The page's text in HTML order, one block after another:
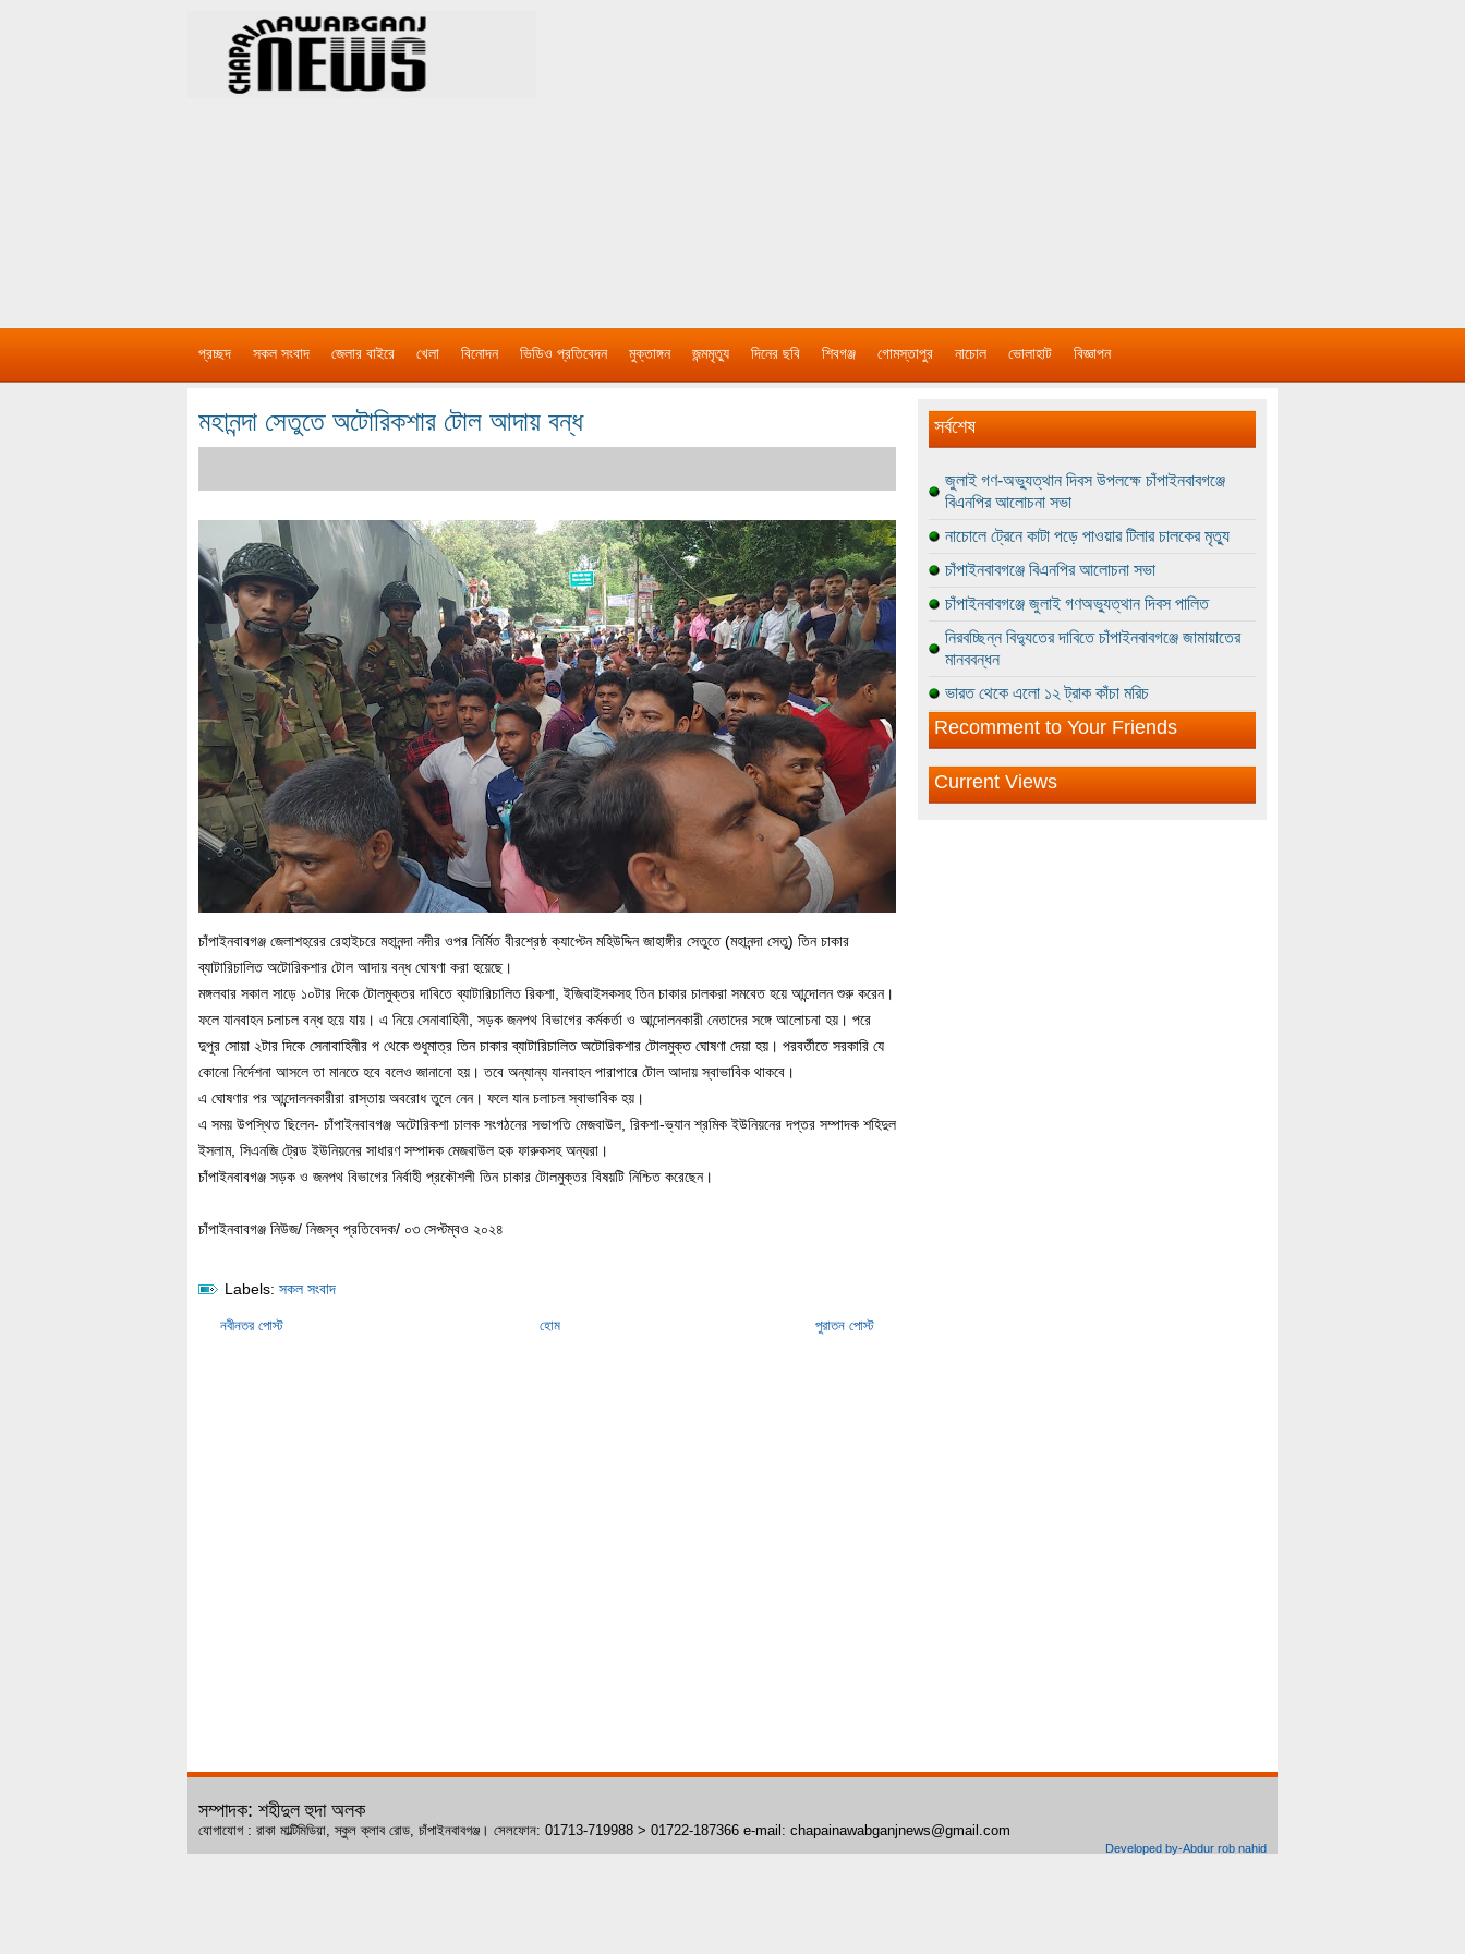
প্রচ্ছদ সকল সংবাদ জেলার বাইরে খেলা বিনোদন ভিডিও প্রতিবেদন মুক্তাঙ্গন জন্মমৃত্যু দিনের ছবি শিবগঞ্জ গোমস্তাপুর নাচোল ভোলাহাট বিজ্ঞাপন
মহানন্দা সেতুতে অটোরিকশার টোল আদায় বন্ধ
চাঁপাইনবাবগঞ্জ জেলাশহরের রেহাইচরে মহানন্দা নদীর ওপর নির্মিত বীরশ্রেষ্ঠ ক্যাপ্টেন মহিউদ্দিন জাহাঙ্গীর সেতুতে (মহানন্দা সেতু) তিন চাকার
ব্যাটারিচালিত অটোরিকশার টোল আদায় বন্ধ ঘোষণা করা হয়েছে।
মঙ্গলবার সকাল সাড়ে ১০টার দিকে টোলমুক্তর দাবিতে ব্যাটারিচালিত রিকশা, ইজিবাইসকসহ তিন চাকার চালকরা সমবেত হয়ে আন্দোলন শুরু করেন।
ফলে যানবাহন চলাচল বন্ধ হয়ে যায়। এ নিয়ে সেনাবাহিনী, সড়ক জনপথ বিভাগের কর্মকর্তা ও আন্দোলনকারী নেতাদের সঙ্গে আলোচনা হয়। পরে
দুপুর সোয়া ২টার দিকে সেনাবাহিনীর প থেকে শুধুমাত্র তিন চাকার ব্যাটারিচালিত অটোরিকশার টোলমুক্ত ঘোষণা দেয়া হয়। পরবর্তীতে সরকারি যে
কোনো নির্দেশনা আসলে তা মানতে হবে বলেও জানানো হয়। তবে অন্যান্য যানবাহন পারাপারে টোল আদায় স্বাভাবিক থাকবে।
এ ঘোষণার পর আন্দোলনকারীরা রাস্তায় অবরোধ তুলে নেন। ফলে যান চলাচল স্বাভাবিক হয়।
এ সময় উপস্থিত ছিলেন- চাঁপাইনবাবগঞ্জ অটোরিকশা চালক সংগঠনের সভাপতি মেজবাউল, রিকশা-ভ্যান শ্রমিক ইউনিয়নের দপ্তর সম্পাদক শহিদুল
ইসলাম, সিএনজি ট্রেড ইউনিয়নের সাধারণ সম্পাদক মেজবাউল হক ফারুকসহ অন্যরা।
চাঁপাইনবাবগঞ্জ সড়ক ও জনপথ বিভাগের নির্বাহী প্রকৌশলী তিন চাকার টোলমুক্তর বিষয়টি নিশ্চিত করেছেন।
চাঁপাইনবাবগঞ্জ নিউজ/ নিজস্ব প্রতিবেদক/ ০৩ সেপ্টম্বও ২০২৪
Labels: সকল সংবাদ
নবীনতর পোস্ট পুরাতন পোস্ট
হোম
সর্বশেষ
জুলাই গণ-অভ্যুত্থান দিবস উপলক্ষে চাঁপাইনবাবগঞ্জে
বিএনপির আলোচনা সভা
নাচোলে ট্রেনে কাটা পড়ে পাওয়ার টিলার চালকের মৃত্যু
চাঁপাইনবাবগঞ্জে বিএনপির আলোচনা সভা
চাঁপাইনবাবগঞ্জে জুলাই গণঅভ্যুত্থান দিবস পালিত
নিরবচ্ছিন্ন বিদ্যুতের দাবিতে চাঁপাইনবাবগঞ্জে জামায়াতের
মানববন্ধন
ভারত থেকে এলো ১২ ট্রাক কাঁচা মরিচ
Recomment to Your Friends
Current Views
সম্পাদক: শহীদুল হুদা অলক
যোগাযোগ : রাকা মাল্টিমিডিয়া, স্কুল ক্লাব রোড, চাঁপাইনবাবগঞ্জ। সেলফোন: 01713-719988 > 01722-187366 e-mail: chapainawabganjnews@gmail.com
Developed by-Abdur rob nahid